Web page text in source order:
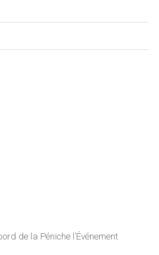
de la Péniche l’Événement